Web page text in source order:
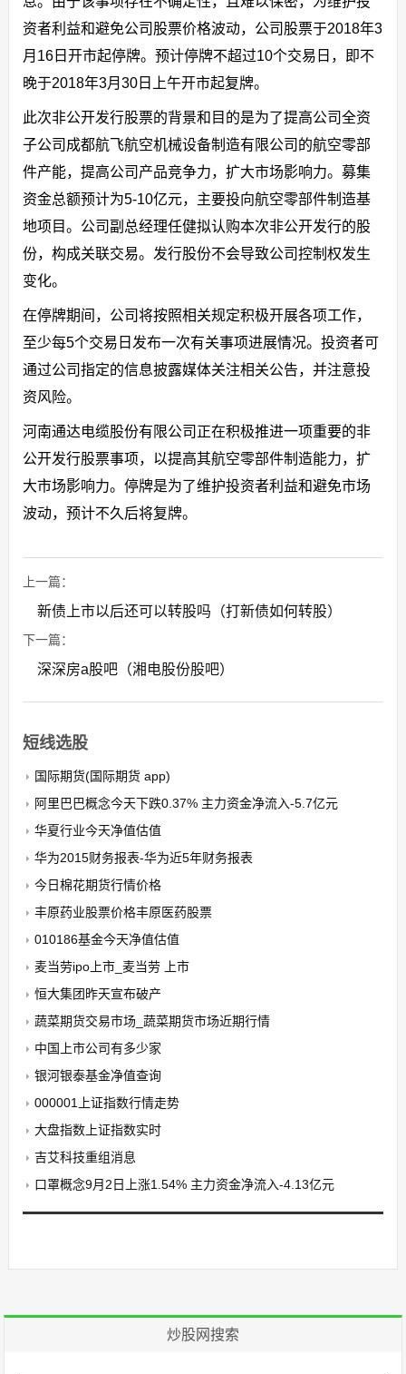
资者利益和避免公司股票价格波动，公司股票于2018年3
月16日开市起停牌。预计停牌不超过10个交易日，即不
晚于2018年3月30日上午开市起复牌。
此次非公开发行股票的背景和目的是为了提高公司全资
子公司成都航飞航空机械设备制造有限公司的航空零部
件产能，提高公司产品竞争力，扩大市场影响力。募集
资金总额预计为5-10亿元，主要投向航空零部件制造基
地项目。公司副总经理任健拟认购本次非公开发行的股
份，构成关联交易。发行股份不会导致公司控制权发生
变化。
在停牌期间，公司将按照相关规定积极开展各项工作，
至少每5个交易日发布一次有关事项进展情况。投资者可
通过公司指定的信息披露媒体关注相关公告，并注意投
资风险。
河南通达电缆股份有限公司正在积极推进一项重要的非
公开发行股票事项，以提高其航空零部件制造能力，扩
大市场影响力。停牌是为了维护投资者利益和避免市场
波动，预计不久后将复牌。
上一篇：
新债上市以后还可以转股吗（打新债如何转股）
下一篇：
深深房a股吧（湘电股份股吧）
短线选股
国际期货(国际期货 app)
阿里巴巴概念今天下跌0.37% 主力资金净流入-5.7亿元
华夏行业今天净值估值
华为2015财务报表-华为近5年财务报表
今日棉花期货行情价格
丰原药业股票价格丰原医药股票
010186基金今天净值估值
麦当劳ipo上市_麦当劳 上市
恒大集团昨天宣布破产
蔬菜期货交易市场_蔬菜期货市场近期行情
中国上市公司有多少家
银河银泰基金净值查询
000001上证指数行情走势
大盘指数上证指数实时
吉艾科技重组消息
口罩概念9月2日上涨1.54% 主力资金净流入-4.13亿元
炒股网搜索